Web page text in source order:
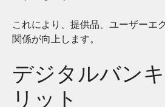
これにより、提供品、ユーザーエ
関係が向上します。
デジタルバン
リット